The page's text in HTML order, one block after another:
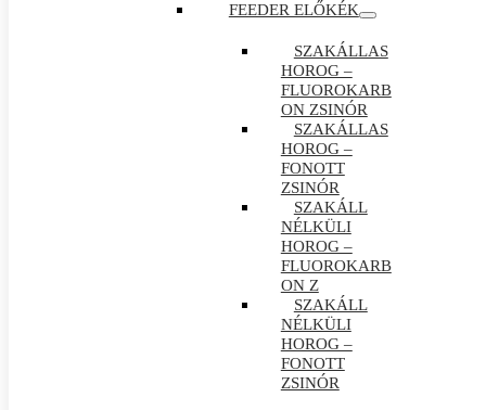
FEEDER ELŐKÉK
SZAKÁLLAS
HOROG –
FLUOROKARB
ON ZSINÓR
SZAKÁLLAS
HOROG –
FONOTT
ZSINÓR
SZAKÁLL
NÉLKÜLI
HOROG –
FLUOROKARB
ON Z
SZAKÁLL
NÉLKÜLI
HOROG –
FONOTT
ZSINÓR